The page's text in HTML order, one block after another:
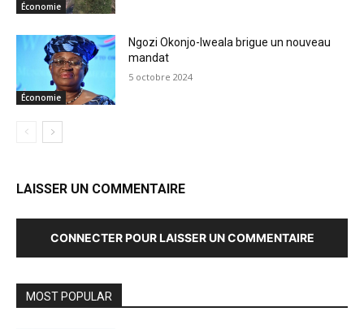
Économie
Économie
Ngozi Okonjo-Iweala brigue un nouveau
mandat
5 octobre 2024
LAISSER UN COMMENTAIRE
CONNECTER POUR LAISSER UN COMMENTAIRE
MOST POPULAR